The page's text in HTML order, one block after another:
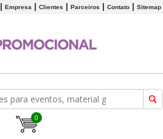
Empresa Clientes Parceiros Contato Sitemap
0